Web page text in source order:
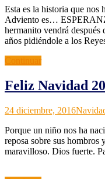
Esta es la historia que nos
Adviento es…
hermanito vendrá
años pidiéndole a los
Feliz Navidad
Grupos
Noticias
24 diciembre, 2016
Porque un niño nos ha
reposa sobre sus hombros
maravilloso. Dios fuerte.
Isaías